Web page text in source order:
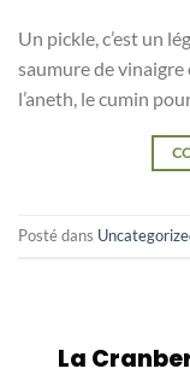
Un pickle, c’est un
saumure de vinaigre
l’aneth, le cumin
Posté dans
La